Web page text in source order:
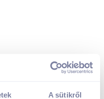
A sütikről